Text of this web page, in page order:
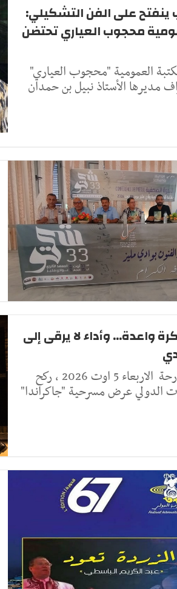
على الفن التشكيلي:
محجوب العياري تحتضن
العمومية "محجوب العياري"
مديرها الأستاذ نبيل بن حمدان
واعدة... وأداء لا يرقى إلى
احتضن، ليلة البارحة الاربعاء 5 اوت 2026 ، ركح
الدولي عرض مسرحية "جاكراندا"